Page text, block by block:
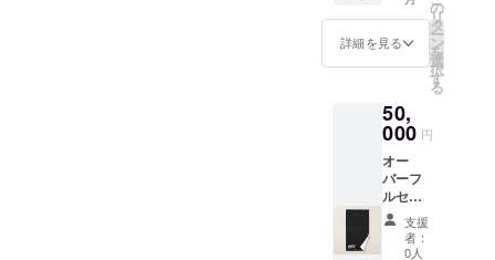
40.64c
m、ス
トラッ
リジナ
ルス
テッ
カー
10.16c
m x
10.16c
m シー
ト ・お
8,000
円、
10,000
円、
円の
PANUP
ON応援
のお気
持ちリ
ターン
内容は
一緒に
なりま
詳細を見る
の
リ
タ
ー
ン
を
選
択
す
る
50,
000 円
オー
バーフ
ルセッ
ト応援
プラン
・オリ
支援
者：
0人